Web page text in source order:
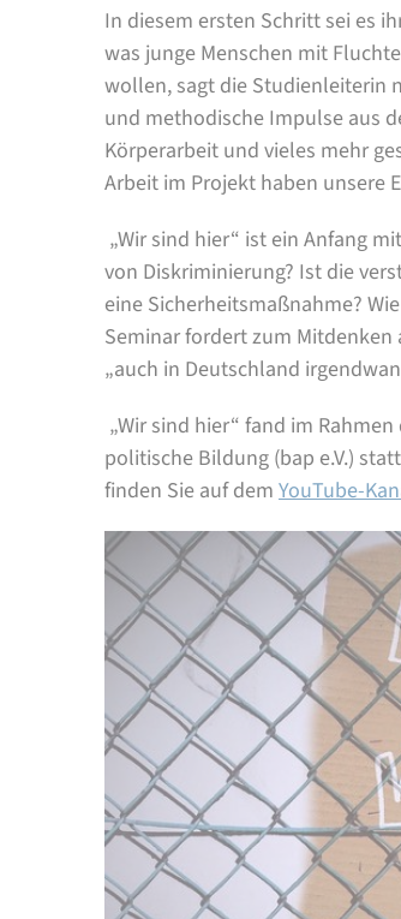
In diesem ersten Schritt sei es
was junge Menschen mit
wollen, sagt die Studienleiterin
und methodische Impulse aus
Körperarbeit und vieles mehr
Arbeit im Projekt haben unsere
„Wir sind hier“ ist ein Anfang
von Diskriminierung? Ist die
eine Sicherheitsmaßnahme?
Seminar fordert zum Mitdenken
„auch in Deutschland
„Wir sind hier“ fand im
politische Bildung (bap e.V.)
finden Sie auf dem YouTube-